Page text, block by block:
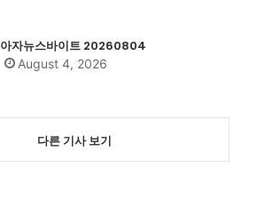
아자뉴스바이트 20260804
August 4, 2026
다른 기사 보기